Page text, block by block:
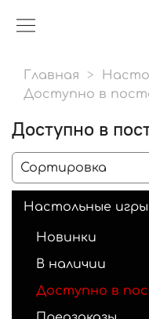
Главная
Доступно в
Доступно в
Настольные игры
Новинки
В наличии
Доступно в